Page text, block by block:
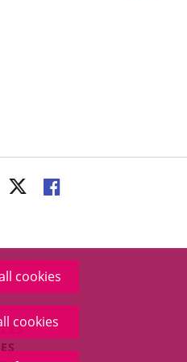
cookies
cookies
LINK
APPLICATION.
APPLICATION.